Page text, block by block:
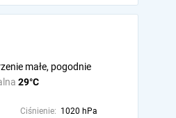
29°C
małe, pogodnie
Ciśnienie: 1020 hPa